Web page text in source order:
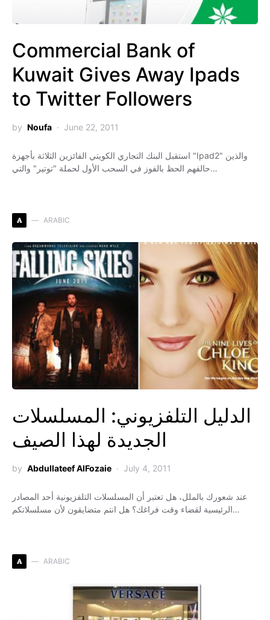
Commercial Bank of
Kuwait Gives Away Ipads
to Twitter Followers
by Noufa June 22, 2011
استقبل البنك التجاري الكويتي الفائزين الثلاثة بأجهزة "Ipad2" والذين
حالفهم الحظ بالفوز في السحب الأول لحملة "توتير" والتي…
A ARABIC
الدليل التلفزيوني: المسلسلات
الجديدة لهذا الصيف
by Abdullateef AlFozaie July 4, 2011
عند شعورك بالملل، هل تعتبر أن المسلسلات التلفزيونية أحد المصادر
الرئيسية لقضاء وقت فراغك؟ هل انتم متضايقون لأن مسلسلاتكم…
A ARABIC